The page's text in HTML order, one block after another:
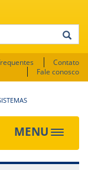
Contato
Fale conosco
MENU
Toggle